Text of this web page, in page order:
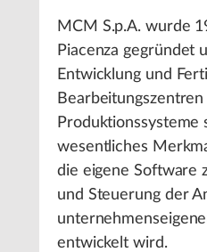
MCM S.p.A. wurde
Piacenza gegründet
Entwicklung und
Produktionssysteme
wesentliches
die eigene Software
und Steuerung der
entwickelt wird.